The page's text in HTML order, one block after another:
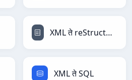
XML ते reStructuredText
XML ते SQL